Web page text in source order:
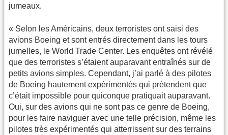
jumeaux.
« Selon les Américains, deux terroristes ont saisi des
avions Boeing et sont entrés directement dans les tours
jumelles, le World Trade Center. Les enquêtes ont révélé
que des terroristes s’étaient auparavant entraînés sur de
petits avions simples. Cependant, j’ai parlé à des pilotes
de Boeing hautement expérimentés qui prétendent que
c’était impossible pour quiconque pratiquait auparavant.
Oui, sur des avions qui ne sont pas ce genre de Boeing,
pour les faire naviguer avec une telle précision, même les
pilotes très expérimentés qui atterrissent sur des terrains